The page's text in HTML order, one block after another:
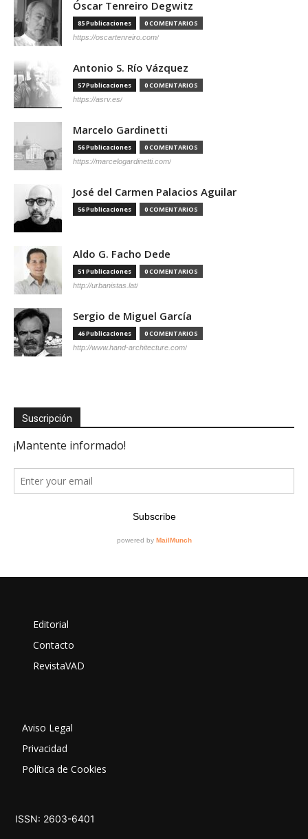
Óscar Tenreiro Degwitz
85 Publicaciones 0 COMENTARIOS
https://oscartenreiro.com/
Antonio S. Río Vázquez
57 Publicaciones 0 COMENTARIOS
https://asrv.es/
Marcelo Gardinetti
56 Publicaciones 0 COMENTARIOS
https://marcelogardinetti.com/
José del Carmen Palacios Aguilar
56 Publicaciones 0 COMENTARIOS
Aldo G. Facho Dede
51 Publicaciones 0 COMENTARIOS
http://urbanistas.lat/
Sergio de Miguel García
46 Publicaciones 0 COMENTARIOS
http://www.hand-architecture.com/
Suscripción
Editorial
Contacto
RevistaVAD
Aviso Legal
Privacidad
Política de Cookies
ISSN: 2603-6401